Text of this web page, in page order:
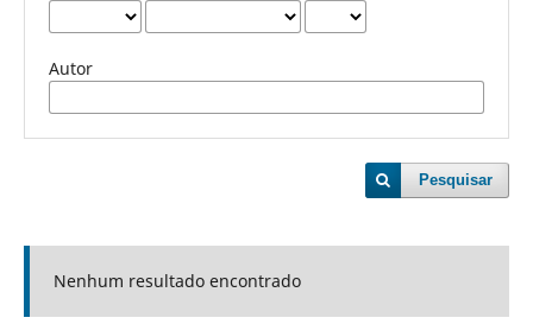
Autor
Pesquisar
Nenhum resultado encontrado